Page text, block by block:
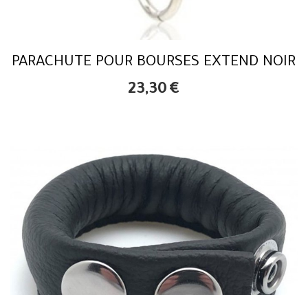
PARACHUTE POUR BOURSES EXTEND NOIR
23,30 €